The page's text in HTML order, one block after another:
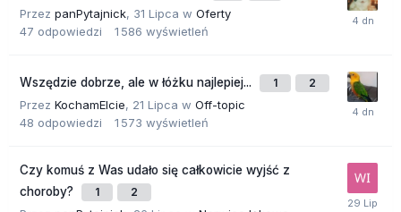
Przez panPytajnick, 31 Lipca w Oferty
47 odpowiedzi 1 586 wyświetleń
Wszędzie dobrze, ale w łóżku najlepiej... 1 2
Przez KochamElcie, 21 Lipca w Off-topic
48 odpowiedzi 1 573 wyświetleń
Czy komuś z Was udało się całkowicie wyjść z
choroby?
1 2